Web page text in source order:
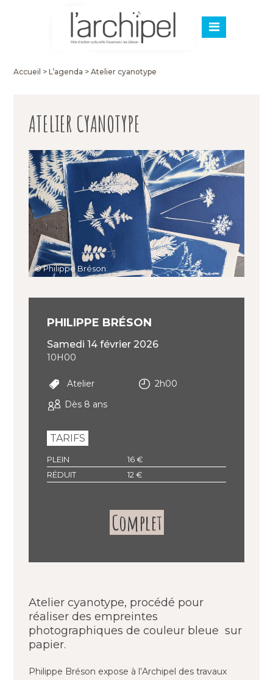
Accueil >L’agenda >Atelier cyanotype
ATELIER CYANOTYPE
© Philippe Bréson
PHILIPPE BRÉSON
samedi 14 février 2026
10H00
Atelier
2h00
Dès 8 ans
TARIFS
PLEIN
16 €
RÉDUIT
12 €
Complet
Atelier cyanotype, procédé pour
réaliser des empreintes
photographiques de couleur bleue sur
papier.
Philippe Bréson expose à l’Archipel des travaux